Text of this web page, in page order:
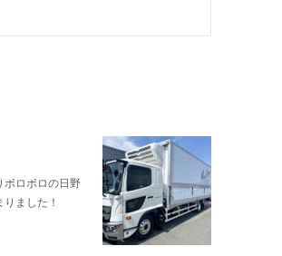
ロボロの日野
ました！